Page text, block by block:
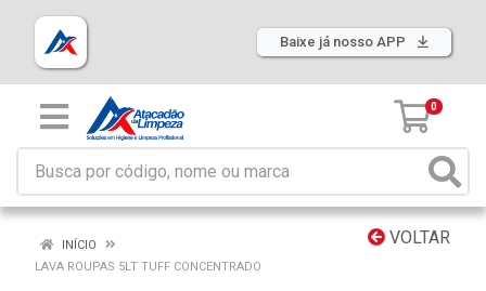
Baixe já nosso APP
0
VOLTAR
INÍCIO
LAVA ROUPAS 5LT TUFF CONCENTRADO